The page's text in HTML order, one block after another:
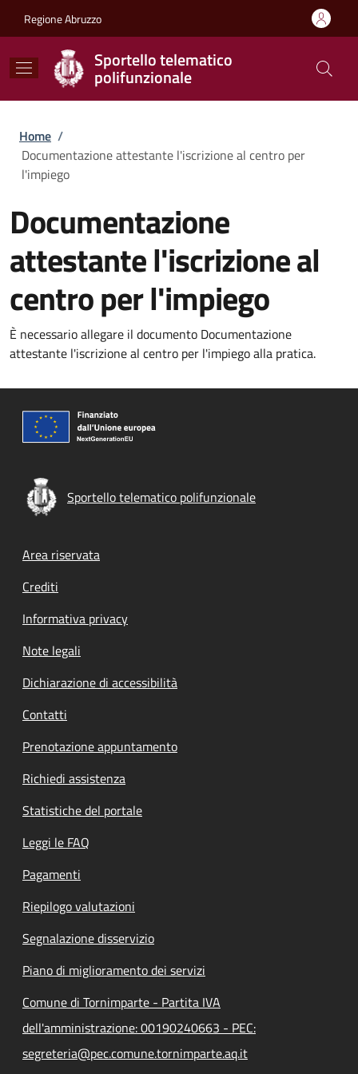
Regione Abruzzo
Sportello telematico
polifunzionale
Briciole di pane
Home /
Documentazione attestante l'iscrizione al centro per
l'impiego
Documentazione
attestante l'iscrizione al
centro per l'impiego
È necessario allegare il documento Documentazione
attestante l'iscrizione al centro per l'impiego alla pratica.
Sportello telematico polifunzionale
Footer menu
Area riservata
Crediti
Informativa privacy
Note legali
Dichiarazione di accessibilità
Contatti
Prenotazione appuntamento
Richiedi assistenza
Statistiche del portale
Leggi le FAQ
Pagamenti
Riepilogo valutazioni
Segnalazione disservizio
Piano di miglioramento dei servizi
Comune di Tornimparte - Partita IVA
dell'amministrazione: 00190240663 - PEC:
segreteria@pec.comune.tornimparte.aq.it